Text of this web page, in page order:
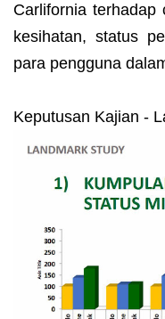
Carlifornia terhadap
kesihatan, status
para pengguna
Keputusan Kajian -